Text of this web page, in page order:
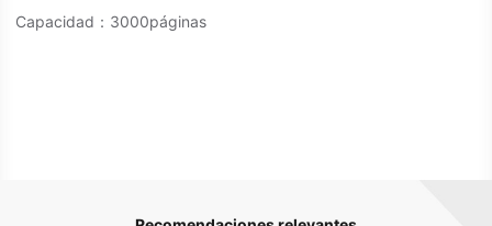
Capacidad：3000páginas